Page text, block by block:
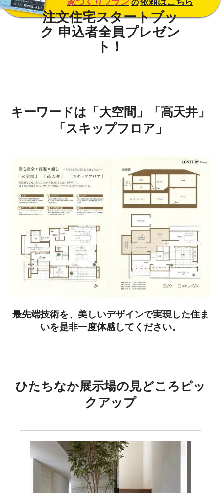
の
キーワードは「大空間」「高天井」
「スキップフロア」
最先端技術を、美しいデザインで実現した住ま
いを是非一度体感してください。
ひたちなか展示場の見どころピッ
クアップ